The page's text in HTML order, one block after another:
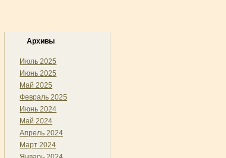
Архивы
Июль 2025
Июнь 2025
Май 2025
Февраль 2025
Июнь 2024
Май 2024
Апрель 2024
Март 2024